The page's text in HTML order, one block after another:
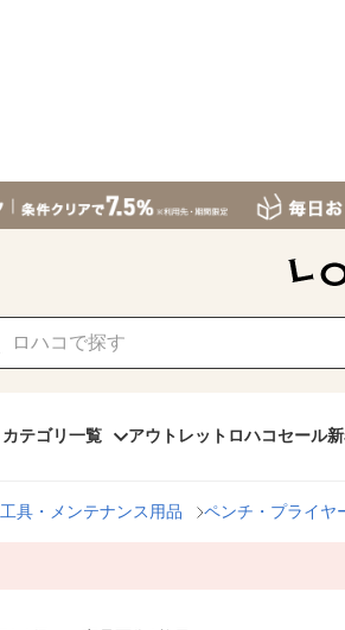
カテゴリ一覧 アウトレット ロハコセール
工具・メンテナンス用品 ペンチ・プライヤ